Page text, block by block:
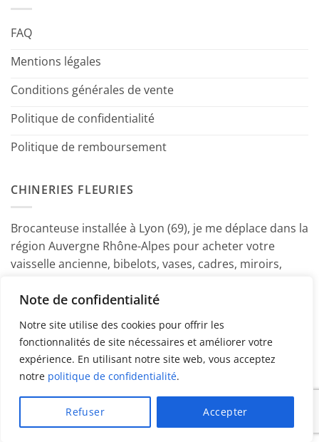
Note de confidentialité
Notre site utilise des cookies pour offrir les
fonctionnalités de site nécessaires et améliorer votre
expérience. En utilisant notre site web, vous acceptez
notre politique de confidentialité.
Refuser Accepter
FAQ
Mentions légales
Conditions générales de vente
Politique de confidentialité
Politique de remboursement
CHINERIES FLEURIES
Brocanteuse installée à Lyon (69), je me déplace dans la
région Auvergne Rhône-Alpes pour acheter votre
vaisselle ancienne, bibelots, vases, cadres, miroirs,
Marine
PayPal
AmericanMasterCard
Visa
Copyright 2026 ©